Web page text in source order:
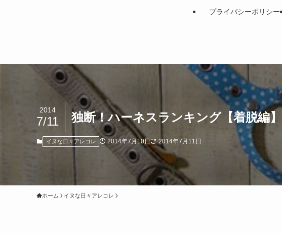
プライバシーポリシー
独断！ハーネスランキング【着脱編】
2014
7/11
イヌな日々アレコレ 2014年7月10日 2014年7月11日
ホーム イヌな日々アレコレ